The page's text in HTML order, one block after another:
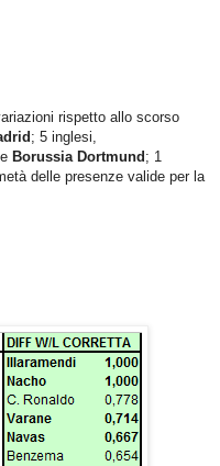
rispetto allo scorso
; 5 inglesi,
e Borussia Dortmund ; 1
delle presenze valide per la